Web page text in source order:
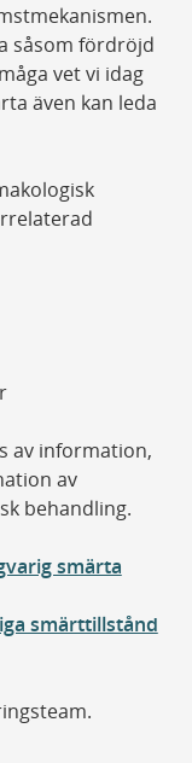
såsom fördröjd
vet vi idag
även kan leda
av information,
av
behandling.
smärta
smärttillstånd